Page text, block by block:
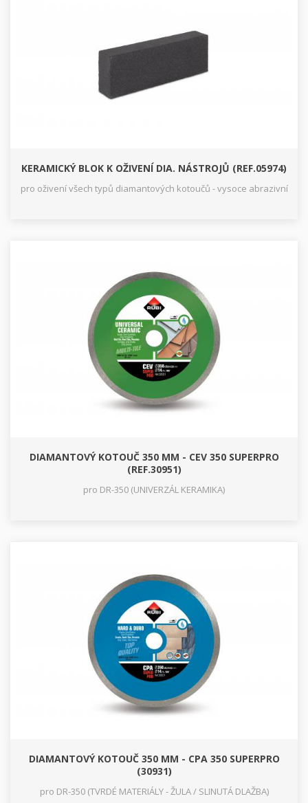
KERAMICKÝ BLOK K OŽIVENÍ DIA. NÁSTROJŮ (REF.05974)
pro oživení všech typů diamantových kotoučů - vysoce abrazivní
DIAMANTOVÝ KOTOUČ 350 MM - CEV 350 SUPERPRO
(REF.30951)
pro DR-350 (UNIVERZÁL KERAMIKA)
DIAMANTOVÝ KOTOUČ 350 MM - CPA 350 SUPERPRO
(30931)
pro DR-350 (TVRDÉ MATERIÁLY - ŽULA / SLINUTÁ DLAŽBA)